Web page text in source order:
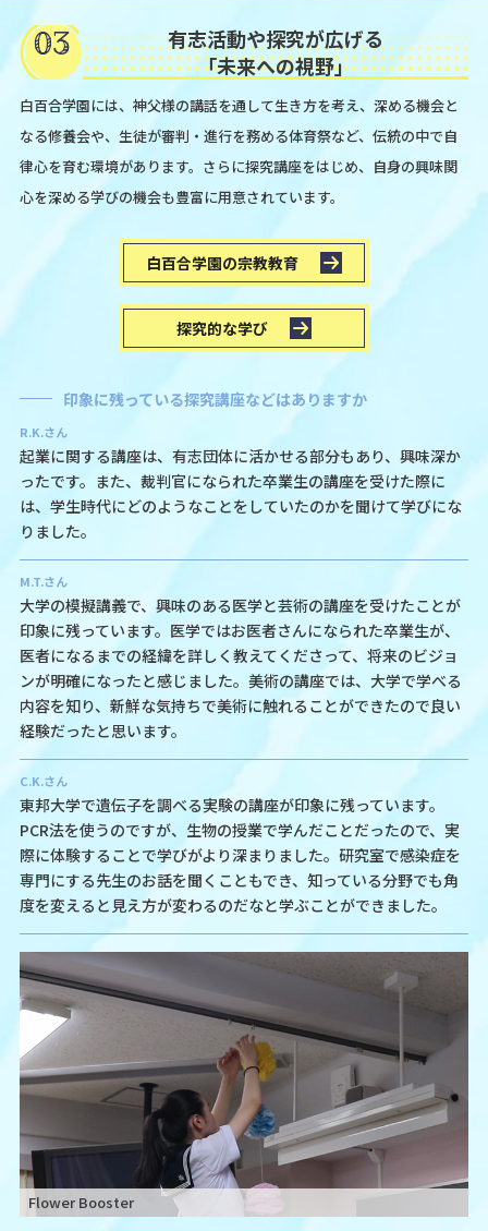
03
有志活動や探究が広げる
「未来への視野」
白百合学園には、神父様の講話を通して生き方を考え、深める機会と
なる修養会や、生徒が審判・進行を務める体育祭など、伝統の中で自
律心を育む環境があります。さらに探究講座をはじめ、自身の興味関
心を深める学びの機会も豊富に用意されています。
白百合学園の宗教教育
探究的な学び
印象に残っている探究講座などはありますか
R.K.さん
起業に関する講座は、有志団体に活かせる部分もあり、興味深か
ったです。また、裁判官になられた卒業生の講座を受けた際に
は、学生時代にどのようなことをしていたのかを聞けて学びにな
りました。
M.T.さん
大学の模擬講義で、興味のある医学と芸術の講座を受けたことが
印象に残っています。医学ではお医者さんになられた卒業生が、
医者になるまでの経緯を詳しく教えてくださって、将来のビジョ
ンが明確になったと感じました。美術の講座では、大学で学べる
内容を知り、新鮮な気持ちで美術に触れることができたので良い
経験だったと思います。
C.K.さん
東邦大学で遺伝子を調べる実験の講座が印象に残っています。
PCR法を使うのですが、生物の授業で学んだことだったので、実
際に体験することで学びがより深まりました。研究室で感染症を
専門にする先生のお話を聞くこともでき、知っている分野でも角
度を変えると見え方が変わるのだなと学ぶことができました。
Flower Booster